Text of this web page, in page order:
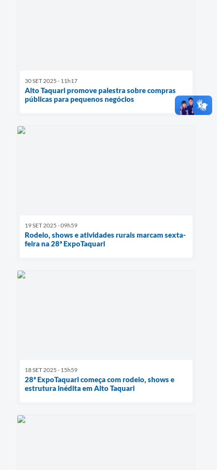
30 SET 2025 - 11h17
Alto Taquari promove palestra sobre compras
públicas para pequenos negócios
19 SET 2025 - 09h59
Rodeio, shows e atividades rurais marcam sexta-
feira na 28ª ExpoTaquari
18 SET 2025 - 15h59
28ª ExpoTaquari começa com rodeio, shows e
estrutura inédita em Alto Taquari